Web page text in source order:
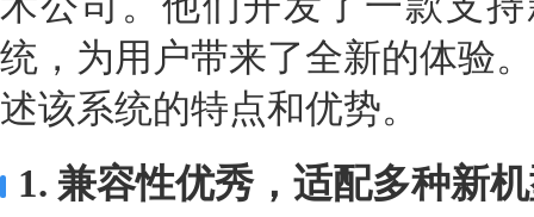
统，为用户带来了全新的体验
述该系统的特点和优势。
1. 兼容性优秀，适配多种新